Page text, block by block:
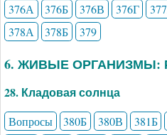
376А
376Б 376В 376Г
378А
378Б 379
6. ЖИВЫЕ ОРГАНИЗМЫ:
28. Кладовая солнца
Вопросы 380Б 380В 381Б